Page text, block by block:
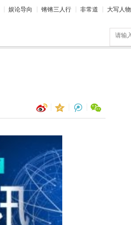
娱论导向 锵锵三人行 非常道 大写人物